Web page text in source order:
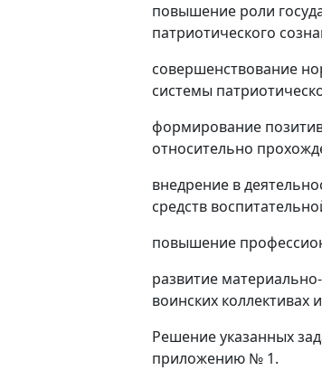
повышение роли
патриотического
совершенствование
системы
формирование
относительно
внедрение в
средств
повышение
развитие
воинских
Решение указанных
приложению № 1.